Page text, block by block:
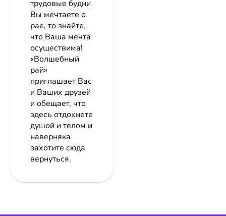
трудовые будни
Вы мечтаете о
рае, то знайте,
что Ваша мечта
осуществима!
«Волшебный
рай»
приглашает Вас
и Ваших друзей
и обещает, что
здесь отдохнете
душой и телом и
наверняка
захотите сюда
вернуться.